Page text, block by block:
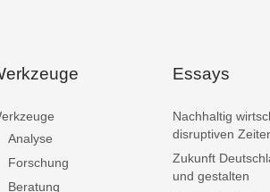
Analyse
Forschung
Beratung
Essays
Nachhaltig
disruptiven
Zukunft
und gestalten